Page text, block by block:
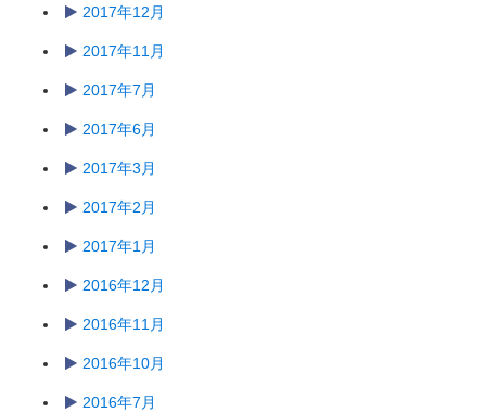
2017年12月
2017年11月
2017年7月
2017年6月
2017年3月
2017年2月
2017年1月
2016年12月
2016年11月
2016年10月
2016年7月